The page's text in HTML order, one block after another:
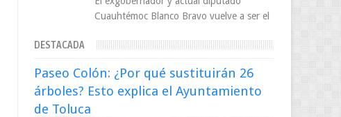
Cuauhtémoc Blanco Bravo vuelve a ser el
enfrentando señalamientos por...
DESTACADA
Paseo Colón: ¿Por qué sustituirán 26
árboles? Esto explica el Ayuntamiento
de Toluca